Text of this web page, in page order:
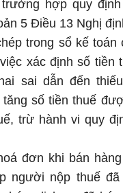
5 Điều 13 Nghị
trong sổ kế toán
xác định số tiền
sai dẫn đến
tăng số tiền thuế
trừ hành vi quy
đơn khi bán hàng
người nộp thuế đã